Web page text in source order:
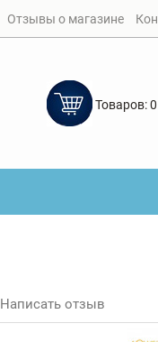
Отзывы о магазине
Товаров:
Написать отзыв